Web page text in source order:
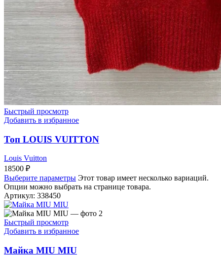
Быстрый просмотр
Добавить в избранное
Топ LOUIS VUITTON
Louis Vuitton
18500 ₽
Выберите параметры Этот товар имеет несколько вариаций.
Опции можно выбрать на странице товара.
Артикул: 338450
Быстрый просмотр
Добавить в избранное
Майка MIU MIU